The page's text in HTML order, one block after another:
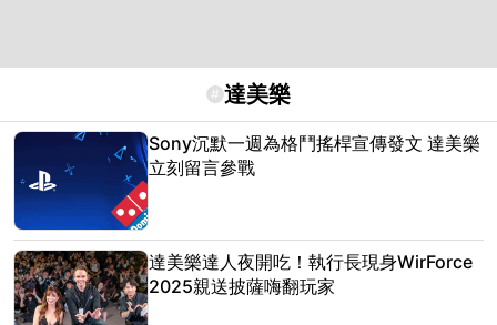
# 達美樂
Sony沉默一週為格鬥搖桿宣傳發文 達美樂
立刻留言參戰
達美樂達人夜開吃！執行長現身WirForce
2025親送披薩嗨翻玩家